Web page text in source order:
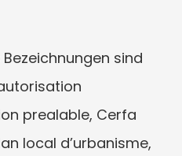
sind
prealable, Cerfa
local d’urbanisme,